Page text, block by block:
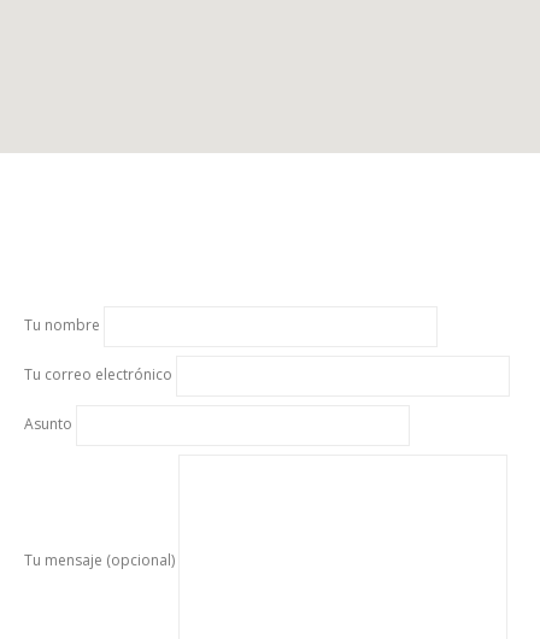
Tu nombre
Tu correo electrónico
Asunto
Tu mensaje (opcional)